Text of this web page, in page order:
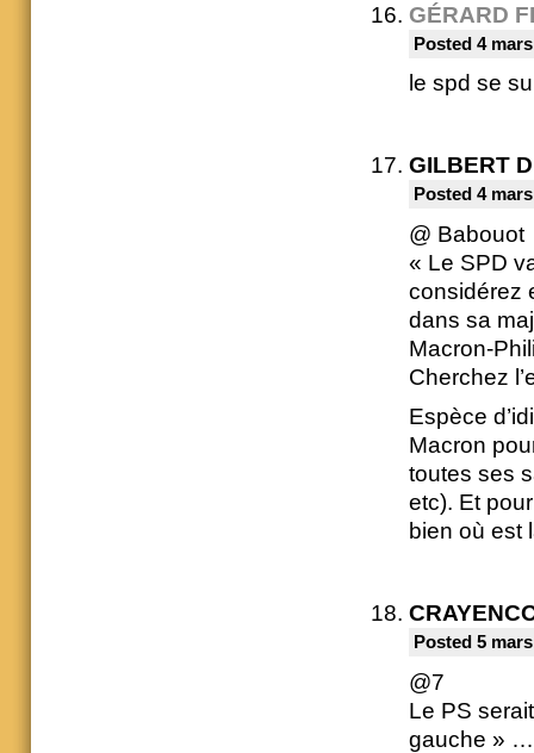
GÉRARD
Posted 4
le spd se
GILBERT
Posted 4
@ Babouot
« Le SPD
considérez
dans sa
Macron-
Cherchez
Espèce
Macron
toutes ses
etc). Et
bien où est
Posted 5
@7
Le PS
gauche » …